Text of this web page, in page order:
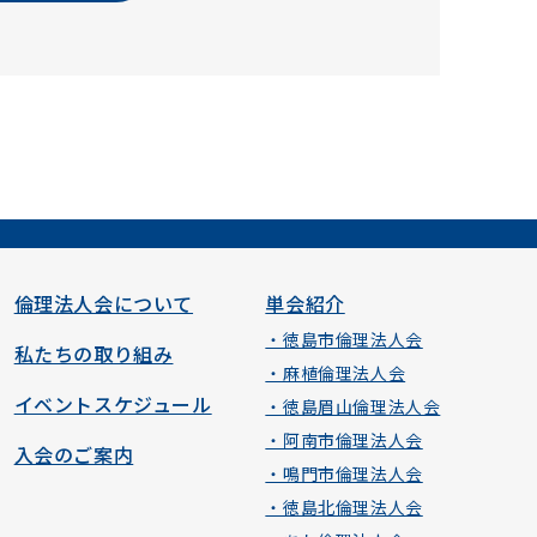
倫理法人会について
私たちの取り組み
イベントスケジュール
入会のご案内
単会紹介
・徳島市倫理法人会
・麻植倫理法人会
・徳島眉山倫理法人会
・阿南市倫理法人会
・鳴門市倫理法人会
・徳島北倫理法人会